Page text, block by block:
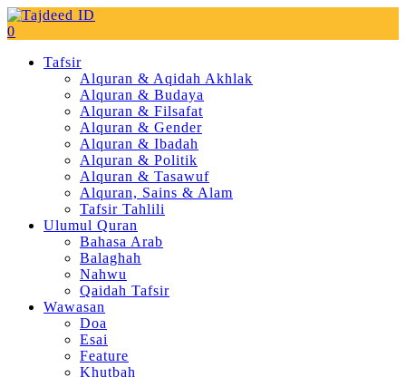
0
Tafsir
Alquran & Aqidah Akhlak
Alquran & Budaya
Alquran & Filsafat
Alquran & Gender
Alquran & Ibadah
Alquran & Politik
Alquran & Tasawuf
Alquran, Sains & Alam
Tafsir Tahlili
Ulumul Quran
Bahasa Arab
Balaghah
Nahwu
Qaidah Tafsir
Wawasan
Doa
Esai
Feature
Khutbah